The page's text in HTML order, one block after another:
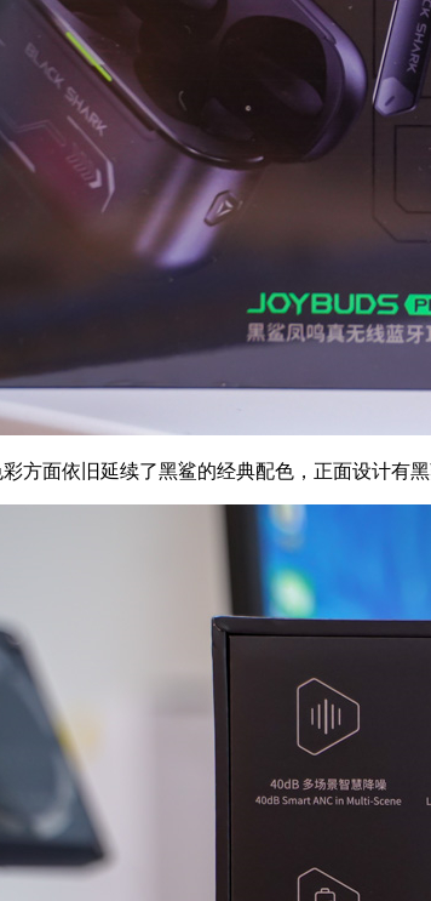
方面依旧延续了黑鲨的经典配色，正面设计有